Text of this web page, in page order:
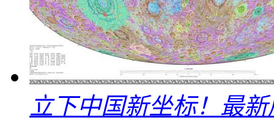
立下中国新坐标！最